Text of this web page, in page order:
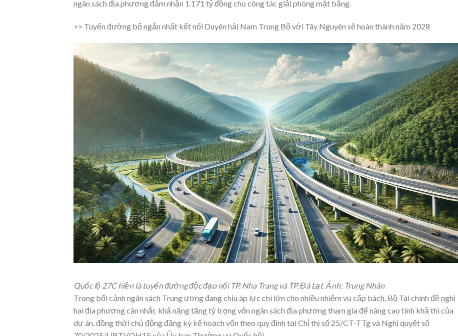
ngân sách địa phương đảm nhận 1.171 tỷ đồng cho công tác giải phóng mặt bằng.
>> Tuyến đường bộ ngắn nhất kết nối Duyên hải Nam Trung Bộ với Tây Nguyên sẽ hoàn thành năm 2028
Quốc lộ 27C hiện là tuyến đường độc đạo nối TP. Nha Trang và TP. Đà Lạt. Ảnh: Trung Nhân
Trong bối cảnh ngân sách Trung ương đang chịu áp lực chi lớn cho nhiều nhiệm vụ cấp bách, Bộ Tài chính đề nghị
hai địa phương cân nhắc khả năng tăng tỷ trọng vốn ngân sách địa phương tham gia để nâng cao tính khả thi của
dự án, đồng thời chủ động đăng ký kế hoạch vốn theo quy định tại Chỉ thị số 25/CT-TTg và Nghị quyết số